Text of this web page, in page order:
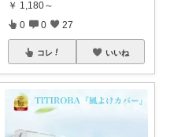
￥ 1,180～
0 0 27
コレ いいね